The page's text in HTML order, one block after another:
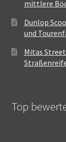
mittlere
Dunlop
und
Mitas
Top